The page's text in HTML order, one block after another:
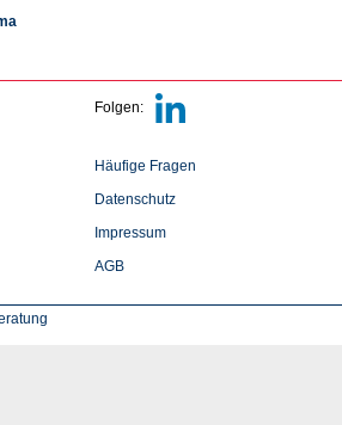
Folgen:
Häufige Fragen
Datenschutz
Impressum
AGB